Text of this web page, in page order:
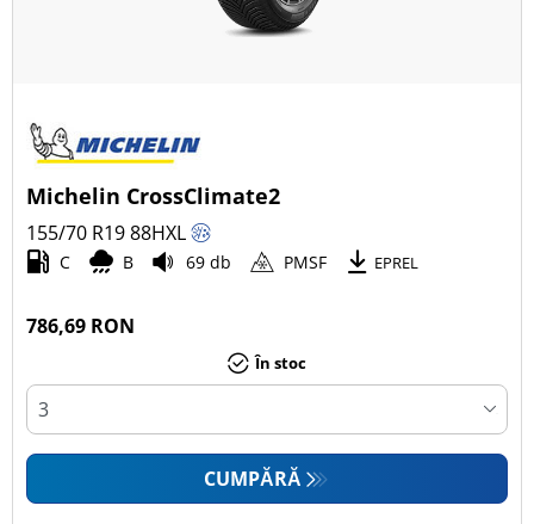
Tip autovehicul
Toate tipurile (5)
Autoturism (5)
SUV (0)
Camionetă (0)
Rulotă autopropulsată (0)
Michelin CrossClimate2
155/70 R1988HXL
C B 69 db PMSF EPREL
786,69 RON
În stoc
CUMPĂRĂ